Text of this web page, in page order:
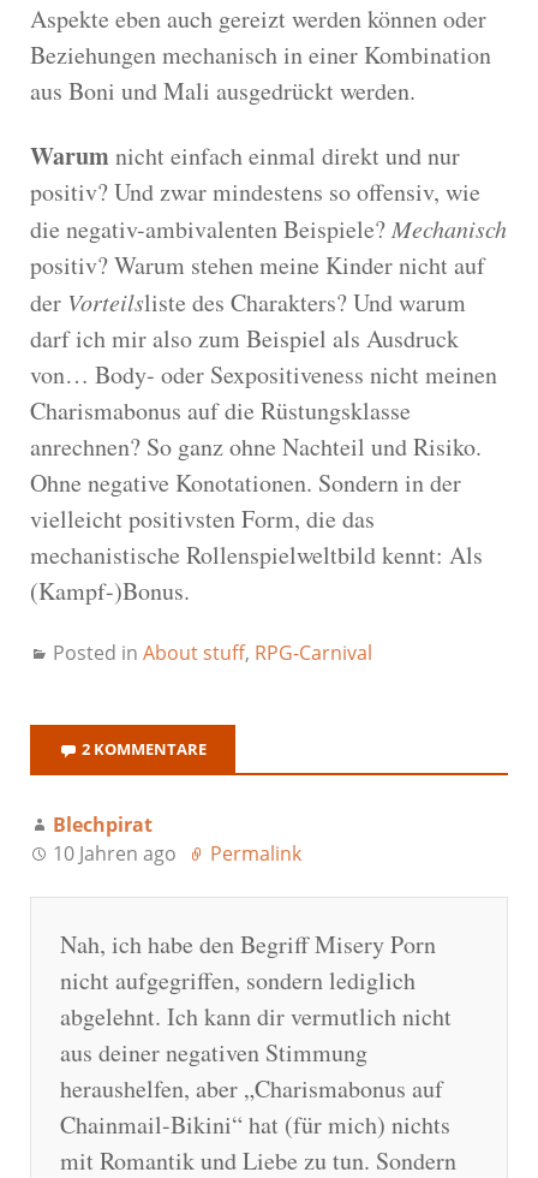
Aspekte eben auch gereizt werden können oder
Beziehungen mechanisch in einer Kombination
aus Boni und Mali ausgedrückt werden.
Warum nicht einfach einmal direkt und nur
positiv? Und zwar mindestens so offensiv, wie
die negativ-ambivalenten Beispiele? Mechanisch
positiv? Warum stehen meine Kinder nicht auf
der Vorteilsliste des Charakters? Und warum
darf ich mir also zum Beispiel als Ausdruck
von… Body- oder Sexpositiveness nicht meinen
Charismabonus auf die Rüstungsklasse
anrechnen? So ganz ohne Nachteil und Risiko.
Ohne negative Konotationen. Sondern in der
vielleicht positivsten Form, die das
mechanistische Rollenspielweltbild kennt: Als
(Kampf-)Bonus.
Posted in About stuff, RPG-Carnival
2 KOMMENTARE
Blechpirat
10 Jahren ago
Permalink
Nah, ich habe den Begriff Misery Porn
nicht aufgegriffen, sondern lediglich
abgelehnt. Ich kann dir vermutlich nicht
aus deiner negativen Stimmung
heraushelfen, aber „Charismabonus auf
Chainmail-Bikini“ hat (für mich) nichts
mit Romantik und Liebe zu tun. Sondern